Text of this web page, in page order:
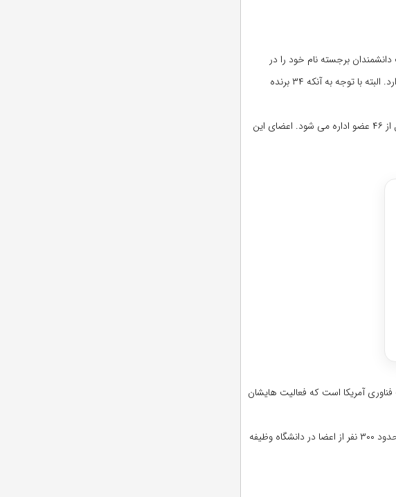
از عمر آن می گذرد طی زمان با تربیت دانشمندان برجسته نام خود را در
موسسه فناوری کالیفرنیا یا به اختصار Caltech در رده بندی بهترین دانشگاه های جهان در ۲۰۱۷، رتبه پنجم را دارد. البته با توجه به آنکه ۳۴ برنده
موسسه فناوری کالیفرنیا یک دانشگاه خصوصی است که در سال ۱۸۹۱ میلادی تاسیس شده است. این دانشگاه توسط هیات امنایی متشکل از ۴۶ عضو اداره می شود. اعضای این
فناوری آمریکا است که فعالیت هایشان
در حال حاضر اعضای هیات علمی «کل تک» ۹۵۳ نفر هستند که ۳۵۰ نفر آنان از کشورهای مختلف جهان در این دانشگاه حاضر شده اند. حدود ۳۰۰ نفر از اعضا در دانشگاه وظیفه